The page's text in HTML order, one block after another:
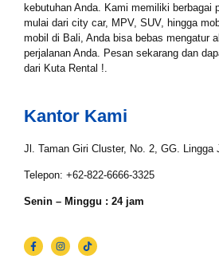
kebutuhan Anda. Kami memiliki berbagai
mulai dari city car, MPV, SUV, hingga
mobil di Bali, Anda bisa bebas mengatur
perjalanan Anda. Pesan sekarang dan
dari Kuta Rental !.
Tgl Selesai*
Email*
WhatsApp*
Lokasi Pengiriman &
Kantor Kami
Jl. Taman Giri Cluster, No. 2, GG. Lingga
Telepon: +62-822-6666-3325
Senin – Minggu : 24 jam